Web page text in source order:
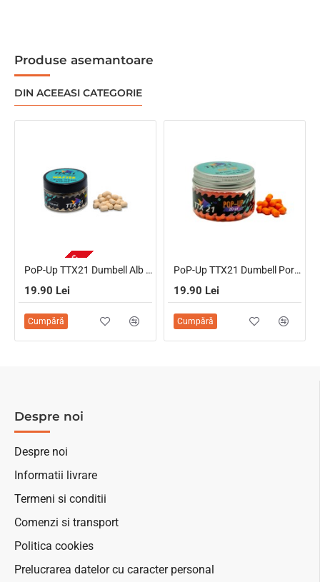
Produse asemantoare
DIN ACEEASI CATEGORIE
NU ESTE IN STOC PoP-Up TTX21 Dumbell Alb Usturoi, 6mm, 20g
19.90 Lei
Cumpără
PoP-Up TTX21 Dumbell Portocaliu Tiramisu, 6mm
19.90 Lei
Cumpără
Despre noi
Despre noi
Informatii livrare
Termeni si conditii
Comenzi si transport
Politica cookies
Prelucrarea datelor cu caracter personal